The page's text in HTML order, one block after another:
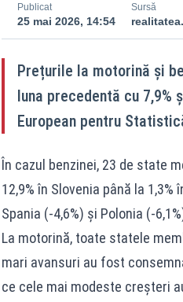
Publicat
25 mai 2026, 14:54
Sursă
Prețurile la motorină și
luna precedentă cu
European pentru
În cazul benzinei, 23 de state
12,9% în Slovenia până la
Spania (-4,6%) și Polonia (-
La motorină, toate statele
mari avansuri au fost
ce cele mai modeste creșteri